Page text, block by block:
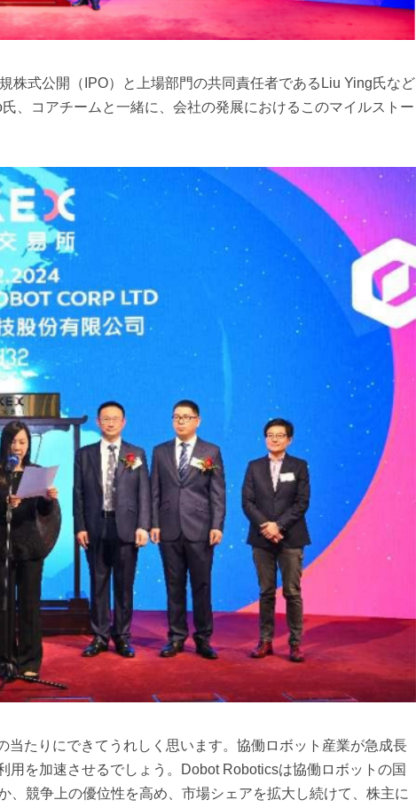
株式公開（IPO）と上場部門の共同責任者であるLiu Ying氏など
、コアチームと一緒に、会社の発展におけるこのマイルストー
当たりにできてうれしく思います。協働ロボット産業が急成長
を加速させるでしょう。Dobot Roboticsは協働ロボットの国
競争上の優位性を高め、市場シェアを拡大し続けて、株主に